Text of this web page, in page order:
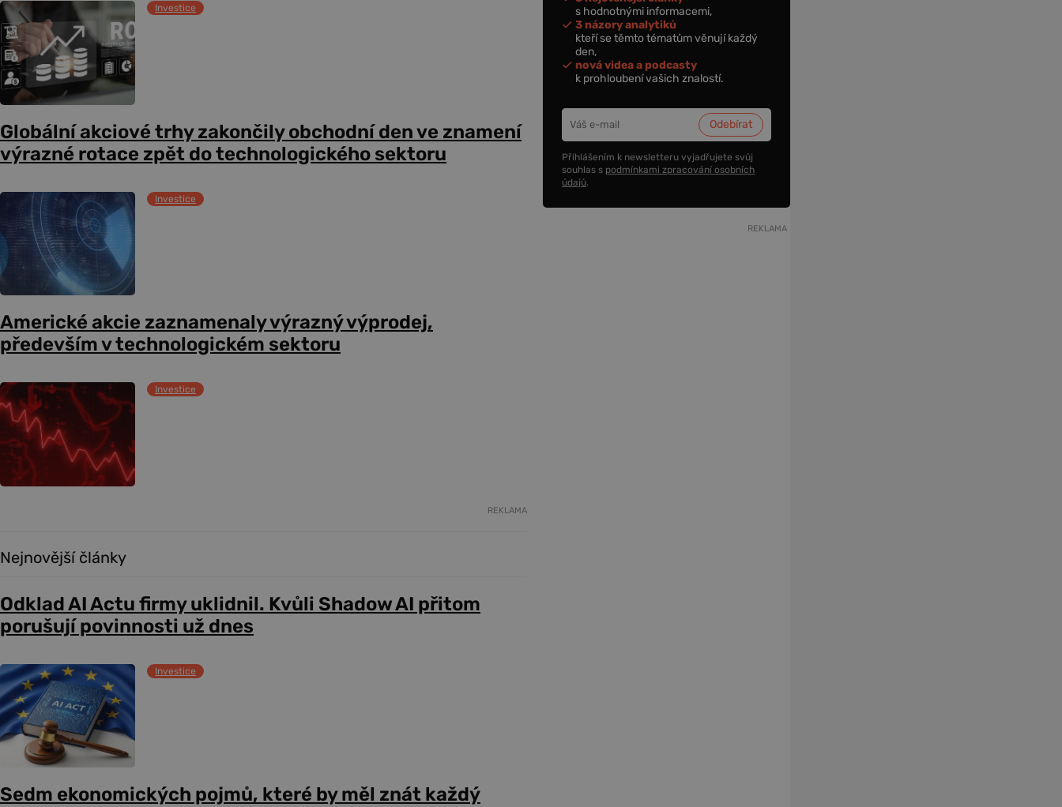
Investice
Globální akciové trhy zakončily obchodní den ve znamení
výrazné rotace zpět do technologického sektoru
Investice
Americké akcie zaznamenaly výrazný výprodej,
především v technologickém sektoru
Investice
REKLAMA
Nejnovější články
Odklad AI Actu firmy uklidnil. Kvůli Shadow AI přitom
porušují povinnosti už dnes
Investice
Sedm ekonomických pojmů, které by měl znát každý
s hodnotnými informacemi,
3 názory analytiků
kteří se těmto tématům věnují každý
den,
nová videa a podcasty
k prohloubení vašich znalostí.
Přihlášením k newsletteru vyjadřujete svůj
souhlas s podmínkami zpracování osobních
údajů.
REKLAMA